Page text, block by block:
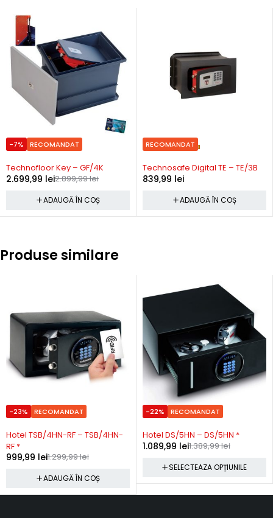
-7% RECOMANDAT
In stoc
Technofloor Key – GF/4K
2.899,99lei
2.699,99 lei
ADAUGĂ ÎN COȘ
RECOMANDAT
Precomanda
Technosafe Digital TE – TE/3B
839,99 lei
ADAUGĂ ÎN COȘ
Produse similare
-23% RECOMANDAT
Precomanda
Hotel TSB/4HN-RF – TSB/4HN-
RF *
1.299,99lei
999,99 lei
ADAUGĂ ÎN COȘ
-22% RECOMANDAT
Precomanda
Hotel DS/5HN – DS/5HN *
1.389,99lei
1.089,99 lei
SELECTEAZA OPȚIUNILE